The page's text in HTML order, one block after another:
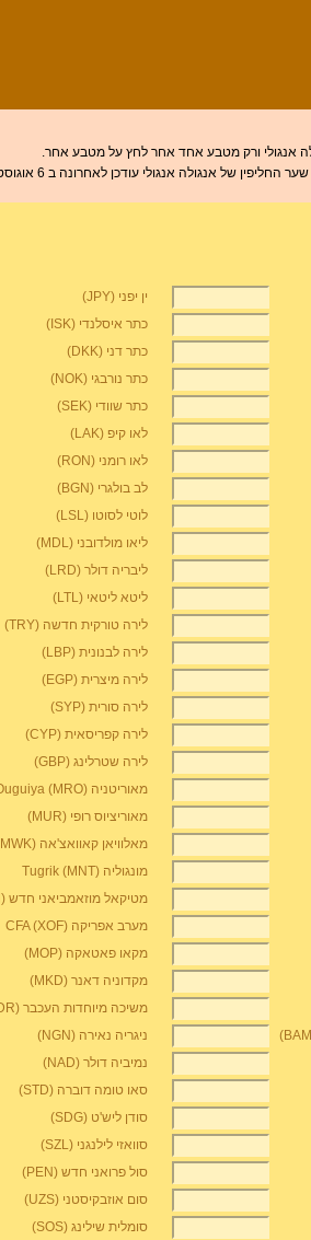
ין יפני (JPY)
כתר איסלנדי (ISK)
כתר דני (DKK)
כתר נורבגי (NOK)
כתר שוודי (SEK)
לאו קיפ (LAK)
לאו רומני (RON)
לב בולגרי (BGN)
לוטי לסוטו (LSL)
ליאו מולדובני (MDL)
ליבריה דולר (LRD)
ליטא ליטאי (LTL)
לירה טורקית חדשה (TRY)
לירה לבנונית (LBP)
לירה מיצרית (EGP)
לירה סורית (SYP)
לירה קפריסאית (CYP)
לירה שטרלינג (GBP)
מאוריטניה Ouguiya (MRO)
מאוריציוס רופי (MUR)
מאלוויאן קאוואצ'אה (MWK)
מונגוליה Tugrik (MNT)
מטיקאל מוזאמביאני חדש (MZN)
מערב אפריקה CFA (XOF)
מקאו פאטאקה (MOP)
מקדוניה דאנר (MKD)
משיכה מיוחדות העכבר (SDR)
ניגריה נאירה (NGN)
נמיביה דולר (NAD)
סאו טומה דוברה (STD)
סודן ליש'ט (SDG)
סוואזי לילנגני (SZL)
סול פרואני חדש (PEN)
סום אוזבקיסטני (UZS)
סומלית שילינג (SOS)